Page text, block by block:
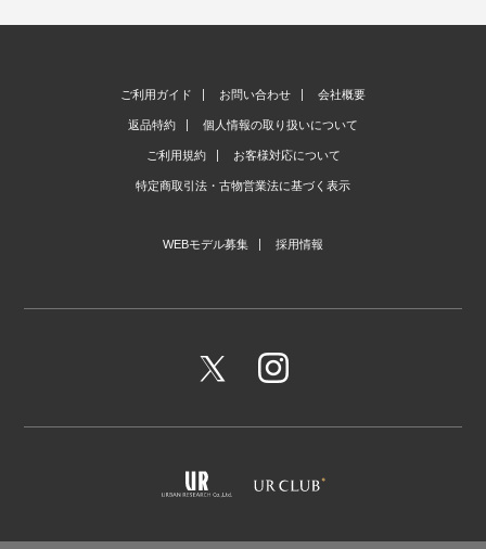
ご利用ガイド お問い合わせ 会社概要
返品特約 個人情報の取り扱いについて
ご利用規約 お客様対応について
特定商取引法・古物営業法に基づく表示
WEBモデル募集 採用情報